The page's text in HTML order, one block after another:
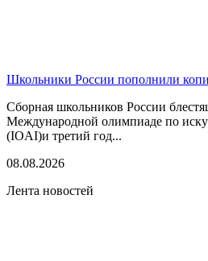
Школьники России пополнили
Сборная школьников России
Международной олимпиаде по
(IOAI)и третий год...
08.08.2026
Лента новостей